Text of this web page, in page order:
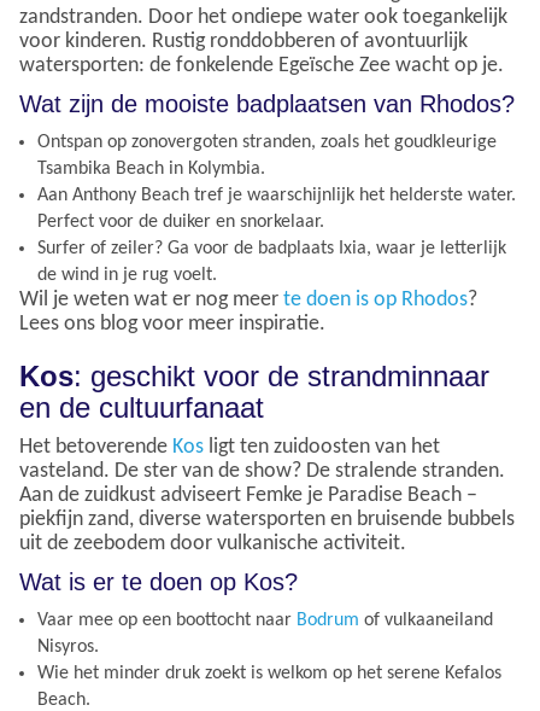
zandstranden. Door het ondiepe water ook toegankelijk
voor kinderen. Rustig ronddobberen of avontuurlijk
watersporten: de fonkelende Egeïsche Zee wacht op je.
Wat zijn de mooiste badplaatsen van Rhodos?
Ontspan op zonovergoten stranden, zoals het goudkleurige
Tsambika Beach in Kolymbia.
Aan Anthony Beach tref je waarschijnlijk het helderste water.
Perfect voor de duiker en snorkelaar.
Surfer of zeiler? Ga voor de badplaats Ixia, waar je letterlijk
de wind in je rug voelt.
Wil je weten wat er nog meer te doen is op Rhodos?
Lees ons blog voor meer inspiratie.
Kos: geschikt voor de strandminnaar
en de cultuurfanaat
Het betoverende Kos ligt ten zuidoosten van het
vasteland. De ster van de show? De stralende stranden.
Aan de zuidkust adviseert Femke je Paradise Beach –
piekfijn zand, diverse watersporten en bruisende bubbels
uit de zeebodem door vulkanische activiteit.
Wat is er te doen op Kos?
Vaar mee op een boottocht naar Bodrum of vulkaaneiland
Nisyros.
Wie het minder druk zoekt is welkom op het serene Kefalos
Beach.